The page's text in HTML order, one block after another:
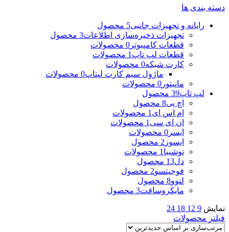
دسته بندی ها
رایانه و تجهیزات جانبی5 محصول
تجهیزات ذخیره‌سازی اطلاعات3 محصول
قطعات کامپیوتر 0 محصولات
قطعات لپ تاپ 1 محصولات
کارت شبکه0 محصولات
ماژول سیم کارت لپتاپ0 محصولات
مانیتور 0 محصولات
لپ تاپ39 محصول
اچ پی8 محصول
ام اس ای 1 محصولات
ان ای سی 1 محصولات
ایسر 0 محصولات
ایسوز 2 محصول
توشیبا 1 محصولات
دل13 محصول
فوجیتسو2 محصول
لنوو8 محصول
مایکروسافت3 محصول
نمایش 9
12
18
24
فیلتر محصولات